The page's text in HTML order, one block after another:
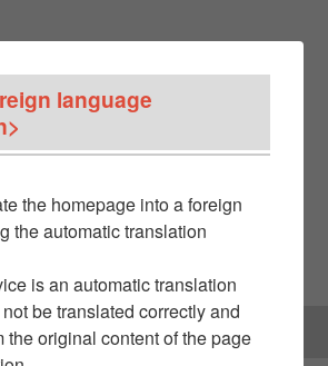
す
象から探す
language
the homepage into a foreign
the automatic translation
is an automatic translation
be translated correctly and
the original content of the page